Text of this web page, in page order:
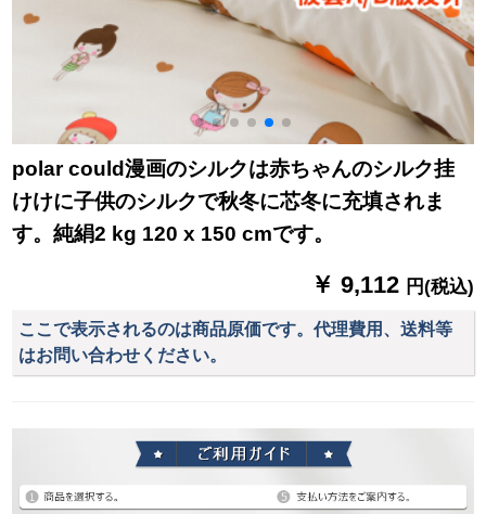
polar could漫画のシルクは赤ちゃんのシルク挂
けけに子供のシルクで秋冬に芯冬に充填されま
す。純絹2 kg 120 x 150 cmです。
￥ 9,112 円(税込)
ここで表示されるのは商品原価です。代理費用、送料等
はお問い合わせください。